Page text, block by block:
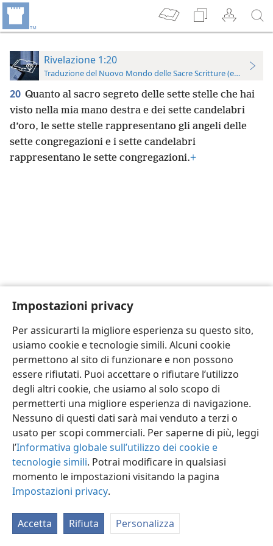
Impostazioni privacy
Per assicurarti la migliore esperienza su questo sito,
usiamo cookie e tecnologie simili. Alcuni cookie
permettono al sito di funzionare e non possono
essere rifiutati. Puoi accettare o rifiutare l’utilizzo
degli altri cookie, che usiamo al solo scopo di
permetterti una migliore esperienza di navigazione.
Nessuno di questi dati sarà mai venduto a terzi o
usato per scopi commerciali. Per saperne di più, leggi
l’Informativa globale sull’utilizzo dei cookie e
tecnologie simili. Potrai modificare in qualsiasi
momento le impostazioni visitando la pagina
Impostazioni privacy.
Accetta Rifiuta Personalizza
Rivelazione 1:20
Traduzione del Nuovo Mondo delle Sacre Scritture (edizione
20 Quanto al sacro segreto delle sette stelle che hai
visto nella mia mano destra e dei sette candelabri
d’oro, le sette stelle rappresentano gli angeli delle
sette congregazioni e i sette candelabri
rappresentano le sette congregazioni.+
Italiano
Copyright © 2026 Watch Tower Bible and Tract Society of Pennsylvania
JW.ORG
Accedi